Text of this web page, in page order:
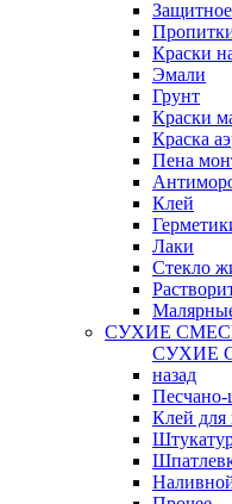
Краски
Эмали
Грунт
Краски
Краска
Пена
Клей
Лаки
Стекло
СУХИЕ
СУХИЕ
назад
Песчано-
Клей для